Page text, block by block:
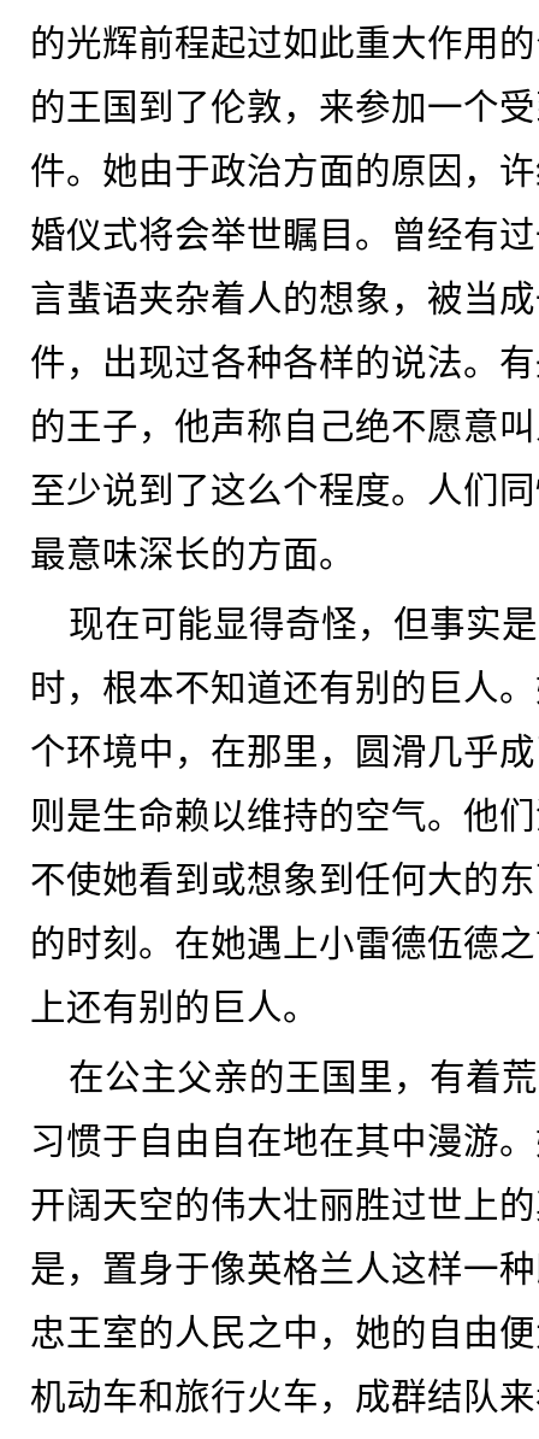
的光辉前程起过如此重大作用
的王国到了伦敦，来参加一个
件。她由于政治方面的原因，
婚仪式将会举世瞩目。曾经有
言蜚语夹杂着人的想象，被当
件，出现过各种各样的说法。
的王子，他声称自己绝不愿意
至少说到了这么个程度。人们
最意味深长的方面。
现在可能显得奇怪，但事实
时，根本不知道还有别的巨人
个环境中，在那里，圆滑几乎
则是生命赖以维持的空气。他
不使她看到或想象到任何大的
的时刻。在她遇上小雷德伍德
上还有别的巨人。
在公主父亲的王国里，有着
习惯于自由自在地在其中漫游
开阔天空的伟大壮丽胜过世上
是，置身于像英格兰人这样一
忠王室的人民之中，她的自由
机动车和旅行火车，成群结队